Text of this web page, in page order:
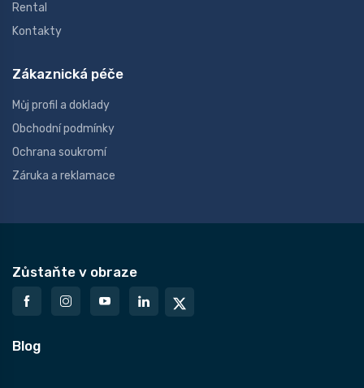
Rental
Kontakty
Zákaznická péče
Můj profil a doklady
Obchodní podmínky
Ochrana soukromí
Záruka a reklamace
Zůstaňte v obraze
Blog